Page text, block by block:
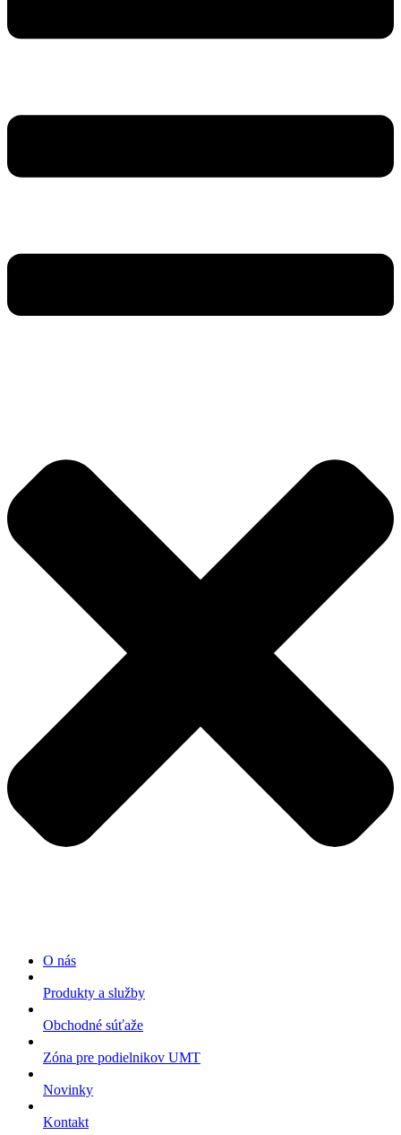
O nás
Produkty a služby
Obchodné súťaže
Zóna pre podielnikov UMT
Novinky
Kontakt